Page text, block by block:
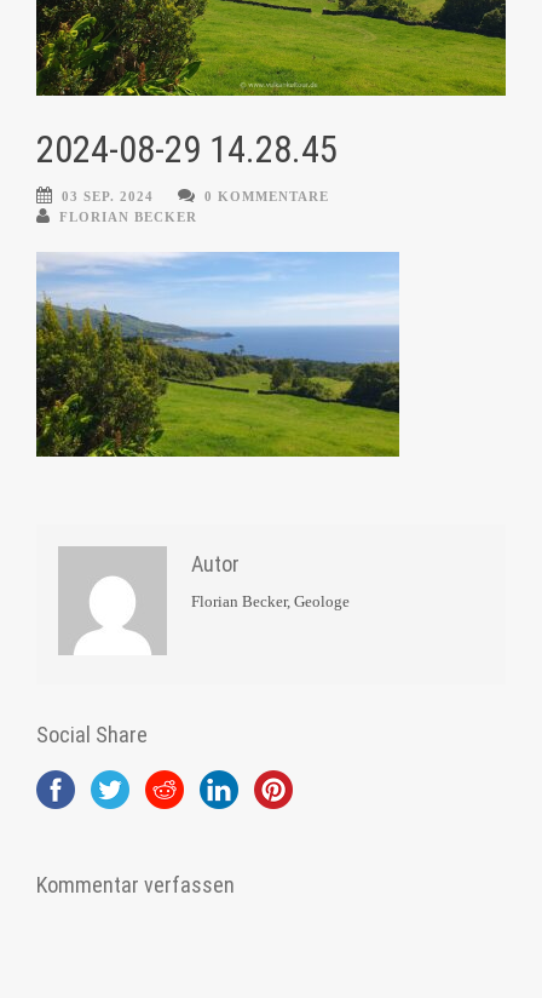
2024-08-29 14.28.45
03 SEP. 2024
0 KOMMENTARE
FLORIAN BECKER
Autor
Florian Becker, Geologe
Social Share
Kommentar verfassen